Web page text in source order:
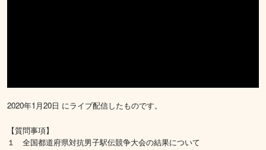
2020年1月20日 にライブ配信したものです。
【質問事項】
１ 全国都道府県対抗男子駅伝競争大会の結果について